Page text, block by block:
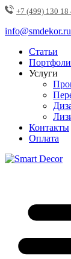
+7 (499) 130 18
info@smdekor.ru
Статьи
Услуги
Контакты
Оплата